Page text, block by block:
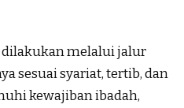
dilakukan melalui jalur
sesuai syariat, tertib, dan
kewajiban ibadah,